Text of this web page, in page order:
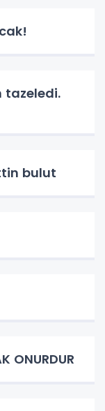
tazeledi.
Hayrettin bulut
ONURDUR